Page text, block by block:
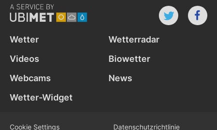
Wetter
Wetterradar
Videos
Biowetter
Webcams
News
Wetter-Widget
Cookie Settings Datenschutz­richtlinie